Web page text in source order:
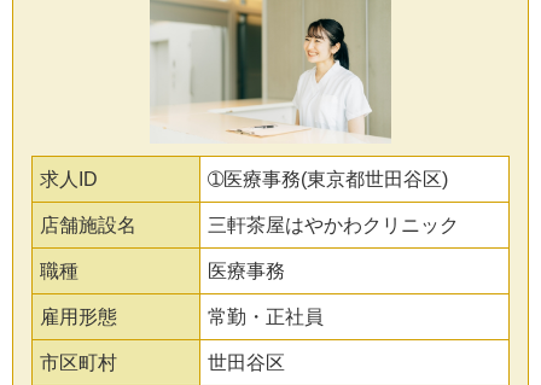
求人ID ➀医療事務(東京都世田谷区)
店舗施設名 三軒茶屋はやかわクリニック
職種 医療事務
雇用形態 常勤・正社員
市区町村 世田谷区